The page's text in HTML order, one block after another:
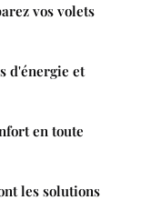
vos volets
d'énergie et
en toute
les solutions